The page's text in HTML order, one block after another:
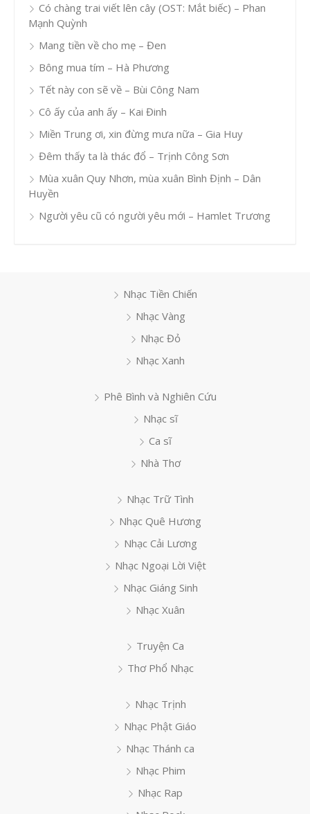
Có chàng trai viết lên cây (OST: Mắt biếc) – Phan
Mạnh Quỳnh
Mang tiền về cho mẹ – Đen
Bông mua tím – Hà Phương
Tết này con sẽ về – Bùi Công Nam
Cô ấy của anh ấy – Kai Đinh
Miền Trung ơi, xin đừng mưa nữa – Gia Huy
Đêm thấy ta là thác đổ – Trịnh Công Sơn
Mùa xuân Quy Nhơn, mùa xuân Bình Định – Dân
Huyền
Người yêu cũ có người yêu mới – Hamlet Trương
Nhạc Tiền Chiến
Nhạc Vàng
Nhạc Đỏ
Nhạc Xanh
Phê Bình và Nghiên Cứu
Nhạc sĩ
Ca sĩ
Nhà Thơ
Nhạc Trữ Tình
Nhạc Quê Hương
Nhạc Cải Lương
Nhạc Ngoại Lời Việt
Nhạc Giáng Sinh
Nhạc Xuân
Truyện Ca
Thơ Phổ Nhạc
Nhạc Trịnh
Nhạc Phật Giáo
Nhạc Thánh ca
Nhạc Phim
Nhạc Rap